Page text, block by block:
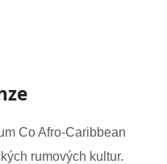
Co Afro-Caribbean
rumových kultur.